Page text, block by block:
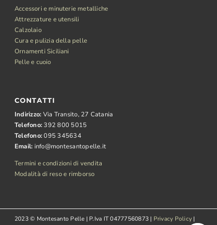
Accessori e minuterie metalliche
Attrezzature e utensili
Calzolaio
Cura e pulizia della pelle
Ornamenti Siciliani
Pelle e cuoio
CONTATTI
Indirizzo: Via Transito, 27 Catania
Telefono: 392 800 5015
Telefono:095 345634
Email: info@montesantopelle.it
Termini e condizioni di vendita
Modalità di reso e rimborso
2023 © Montesanto Pelle | P.Iva IT 04777560873 | Privacy Policy |